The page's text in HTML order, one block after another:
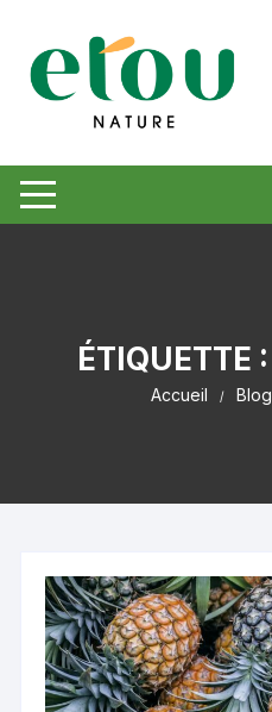
contenu
ÉTIQUETTE :
Accueil Blog